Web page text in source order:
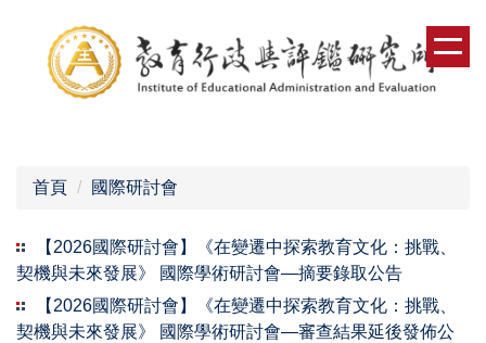
首頁 國際研討會
【2026國際研討會】《在變遷中探索教育文化：挑戰、
契機與未來發展》 國際學術研討會—摘要錄取公告
【2026國際研討會】《在變遷中探索教育文化：挑戰、
契機與未來發展》 國際學術研討會—審查結果延後發佈公